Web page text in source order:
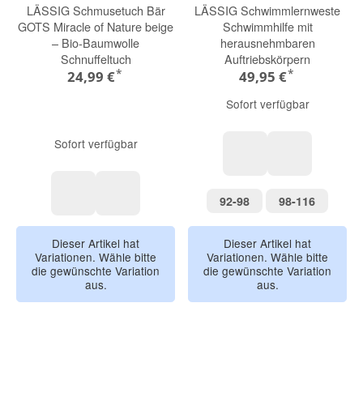
LÄSSIG Schmusetuch Bär
GOTS Miracle of Nature beige
– Bio-Baumwolle
Schnuffeltuch
24,99 €*
Sofort verfügbar
Dieser Artikel hat
Variationen. Wähle bitte
die gewünschte Variation
aus.
LÄSSIG Schwimmlernweste
Schwimmhilfe mit
herausnehmbaren
Auftriebskörpern
49,95 €*
Sofort verfügbar
92-9892-98 98-11698-116
Dieser Artikel hat
Variationen. Wähle bitte
die gewünschte Variation
aus.